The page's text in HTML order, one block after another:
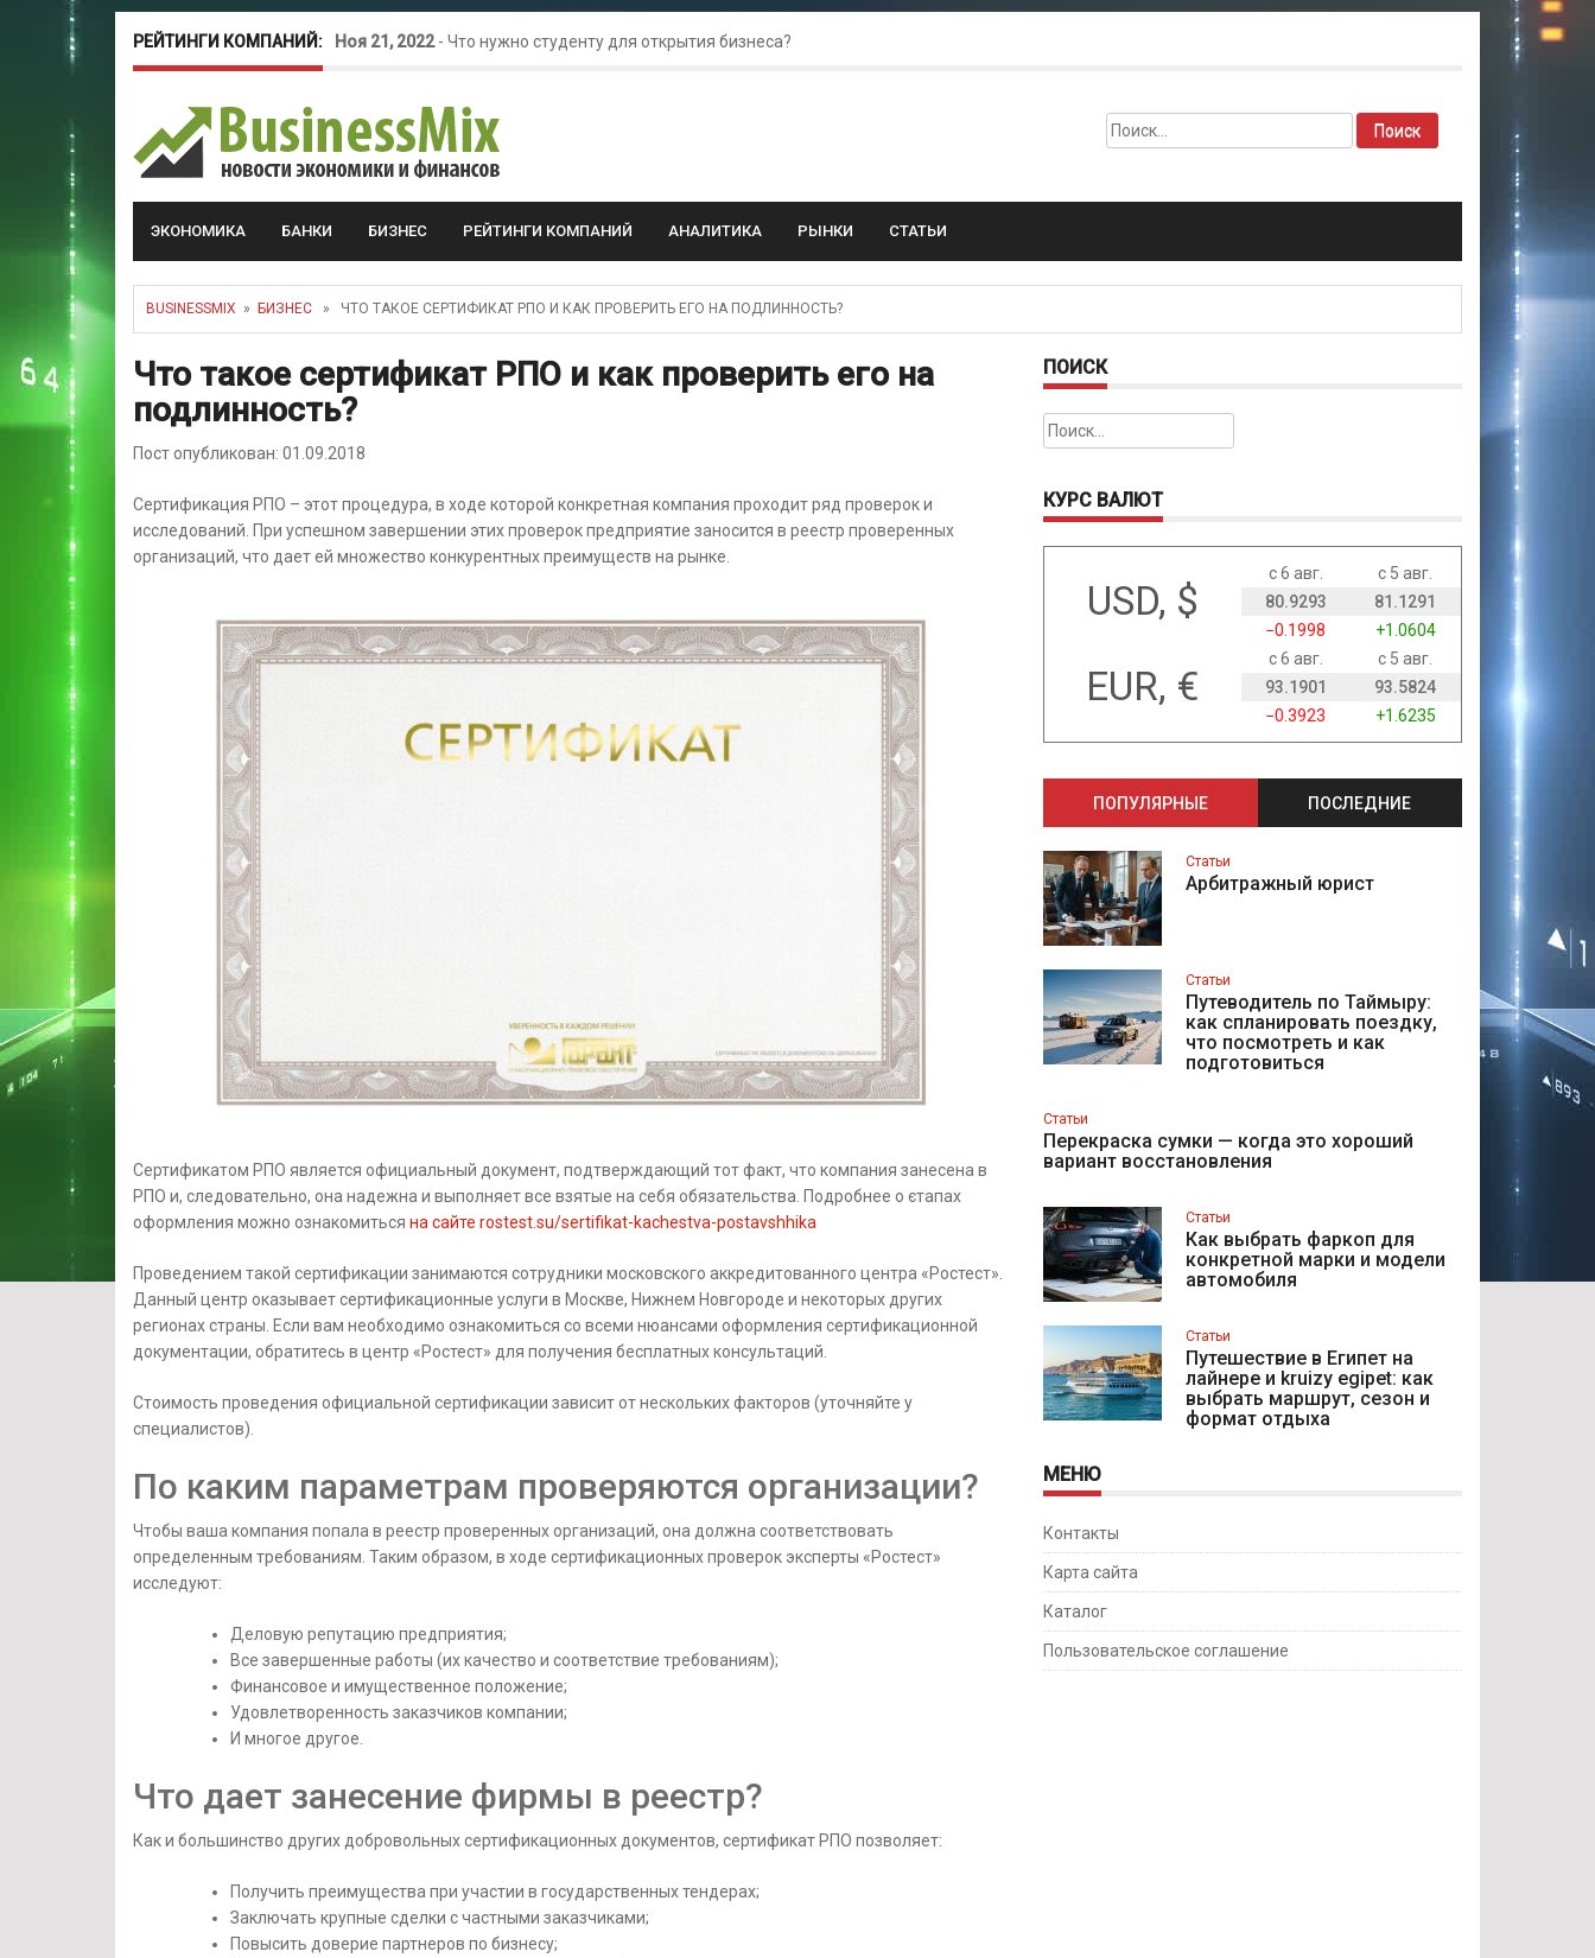
РЕЙТИНГИ КОМПАНИЙ: Ноя 21, 2022- Что нужно студенту для открытия бизнеса?
Май 16, 2022-Курсовые колебания: как защитить свой бизнес?
Найти:
ЭКОНОМИКА БАНКИ БИЗНЕС РЕЙТИНГИ КОМПАНИЙ АНАЛИТИКА РЫНКИ СТАТЬИ
BUSINESSMIX » БИЗНЕС » ЧТО ТАКОЕ СЕРТИФИКАТ РПО И КАК ПРОВЕРИТЬ ЕГО НА ПОДЛИННОСТЬ?
Что такое сертификат РПО и как проверить его на
подлинность?
Пост опубликован: 01.09.2018
Сертификация РПО – этот процедура, в ходе которой конкретная компания проходит ряд проверок и
исследований. При успешном завершении этих проверок предприятие заносится в реестр проверенных
организаций, что дает ей множество конкурентных преимуществ на рынке.
Сертификатом РПО является официальный документ, подтверждающий тот факт, что компания занесена в
РПО и, следовательно, она надежна и выполняет все взятые на себя обязательства. Подробнее о єтапах
оформления можно ознакомиться на сайте rostest.su/sertifikat-kachestva-postavshhika
Проведением такой сертификации занимаются сотрудники московского аккредитованного центра «Ростест».
Данный центр оказывает сертификационные услуги в Москве, Нижнем Новгороде и некоторых других
регионах страны. Если вам необходимо ознакомиться со всеми нюансами оформления сертификационной
документации, обратитесь в центр «Ростест» для получения бесплатных консультаций.
Стоимость проведения официальной сертификации зависит от нескольких факторов (уточняйте у
специалистов).
По каким параметрам проверяются организации?
Чтобы ваша компания попала в реестр проверенных организаций, она должна соответствовать
определенным требованиям. Таким образом, в ходе сертификационных проверок эксперты «Ростест»
исследуют:
Деловую репутацию предприятия;
Все завершенные работы (их качество и соответствие требованиям);
Финансовое и имущественное положение;
Удовлетворенность заказчиков компании;
И многое другое.
Что дает занесение фирмы в реестр?
Как и большинство других добровольных сертификационных документов, сертификат РПО позволяет:
Получить преимущества при участии в государственных тендерах;
Заключать крупные сделки с частными заказчиками;
Повысить доверие партнеров по бизнесу;
ПОИСК
Найти:
КУРС ВАЛЮТ
USD, $
с 6 авг.
с 5 авг.
80.9293
81.1291
−0.1998
+1.0604
EUR, €
с 6 авг.
с 5 авг.
93.1901
93.5824
−0.3923
+1.6235
ПОПУЛЯРНЫЕ ПОСЛЕДНИЕ
Статьи
Арбитражный юрист
Статьи
Путеводитель по Таймыру:
как спланировать поездку,
что посмотреть и как
подготовиться
Статьи
Перекраска сумки — когда это хороший
вариант восстановления
Статьи
Как выбрать фаркоп для
конкретной марки и модели
автомобиля
Статьи
Путешествие в Египет на
лайнере и kruizy egipet: как
выбрать маршрут, сезон и
формат отдыха
МЕНЮ
Контакты
Карта сайта
Каталог
Пользовательское соглашение